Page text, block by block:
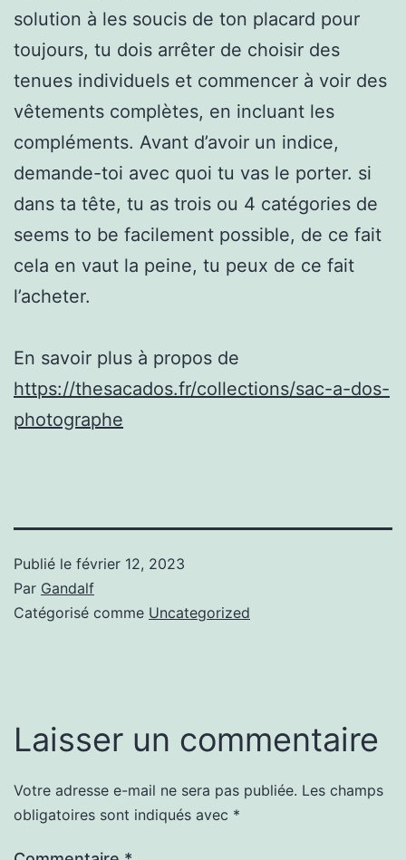
solution à les soucis de ton placard pour
toujours, tu dois arrêter de choisir des
tenues individuels et commencer à voir des
vêtements complètes, en incluant les
compléments. Avant d’avoir un indice,
demande-toi avec quoi tu vas le porter. si
dans ta tête, tu as trois ou 4 catégories de
seems to be facilement possible, de ce fait
cela en vaut la peine, tu peux de ce fait
l’acheter.
En savoir plus à propos de
https://thesacados.fr/collections/sac-a-dos-
photographe
Publié le février 12, 2023
Par Gandalf
Catégorisé comme Uncategorized
Laisser un commentaire
Votre adresse e-mail ne sera pas publiée. Les champs
obligatoires sont indiqués avec *